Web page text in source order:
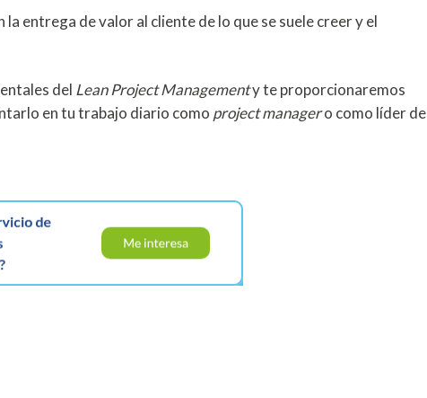
entrega de valor al cliente de lo que se suele creer y el
del Lean Project Managementy te proporcionaremos
en tu trabajo diario como project managero como líder de